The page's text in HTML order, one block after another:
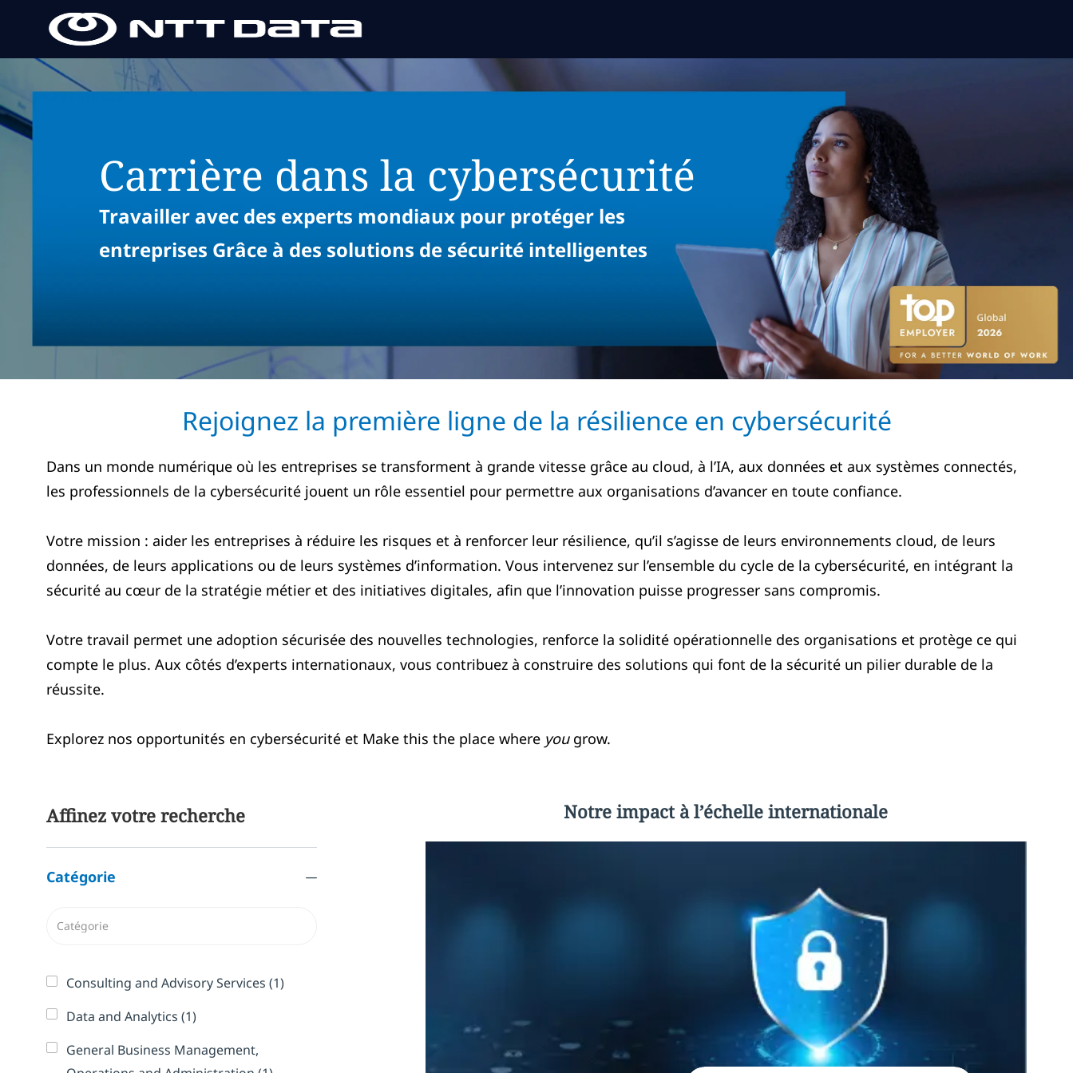
Carrière dans la cybersécurité
Travailler avec des experts mondiaux pour protéger les
entreprises Grâce à des solutions de sécurité intelligentes
Rejoignez la première ligne de la résilience en cybersécurité
Dans un monde numérique où les entreprises se transforment à grande vitesse grâce au cloud, à l’IA, aux données et aux systèmes connectés,
les professionnels de la cybersécurité jouent un rôle essentiel pour permettre aux organisations d’avancer en toute confiance.
Votre mission : aider les entreprises à réduire les risques et à renforcer leur résilience, qu’il s’agisse de leurs environnements cloud, de leurs
données, de leurs applications ou de leurs systèmes d’information. Vous intervenez sur l’ensemble du cycle de la cybersécurité, en intégrant la
sécurité au cœur de la stratégie métier et des initiatives digitales, afin que l’innovation puisse progresser sans compromis.
Votre travail permet une adoption sécurisée des nouvelles technologies, renforce la solidité opérationnelle des organisations et protège ce qui
compte le plus. Aux côtés d’experts internationaux, vous contribuez à construire des solutions qui font de la sécurité un pilier durable de la
réussite.
Explorez nos opportunités en cybersécurité et Make this the place where yougrow.
Affinez votre recherche
Catégorie
Catégorie
Consulting and Advisory Services (1)Emploi
Data and Analytics (1)Emploi
General Business Management,
Notre impact à l’échelle internationale